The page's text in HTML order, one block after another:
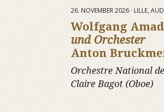
26. NOVEMBER 2026 · LILLE,
Wolfgang
und Orchester
Anton
Orchestre National
Claire Bagot (Oboe)